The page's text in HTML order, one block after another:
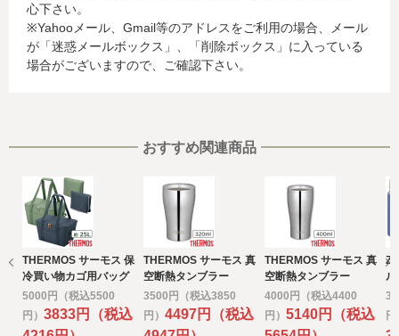
合、これらの情報は当該発行会社が所属する国に移転され
る場合があります。当社では、お客様から収集した情報か
らは、ご利用のカード発行会社及び当該会社が所在する国
を特定することができないため、以下の個人情報保護措置
・発行会社の個人情報保護の措置
なお、個人情報保護委員会のホームページ
(https://www.ppc.go.jp/)では、各国における個人情報保護
制度に関する情報について掲載されています。
お客様が未成年の場合、親権者または後見人の承諾を得た
上で、本サービスを利用するものとします。
e) 個人情報の取扱いの委託について
取得した個人情報の取扱いの全部又は、一部を委託するこ
とがあります。
その場合には、当社において最善の考慮を行います。
心下さい。
※Yahooメール、Gmail等のアドレスをご利用の場合、メール
が「迷惑メールボックス」、「削除ボックス」に入っている
場合がございますので、ご確認下さい。
おすすめ関連商品
THERMOS サーモス 保
冷買い物カゴ用バッグ
5000円（税込5500
円） 3833円（税込
THERMOS サーモス 真
空断熱タンブラー
320ｍｌ ステンレス
ミラー
3500円（税込3850
円） 4497円（税込
THERMOS サーモス 真
空断熱タンブラー
400ｍｌ ステンレス
ミラー
4000円（税込4400
円） 5140円（税込
刷